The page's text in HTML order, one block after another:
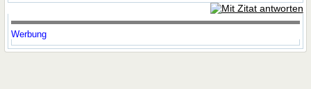
Werbung